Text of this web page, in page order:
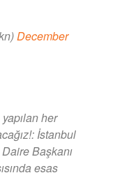
December
her
İstanbul
Başkanı
esas